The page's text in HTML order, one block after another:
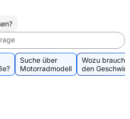
Suche über
Motorradmodell
Wozu
den